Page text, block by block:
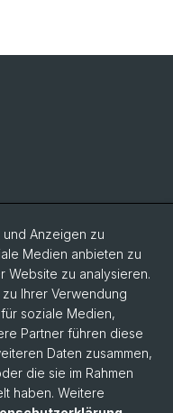
Anzeigen zu
Medien anbieten zu
Website zu analysieren.
Ihrer Verwendung
soziale Medien,
Partner führen diese
Daten zusammen,
die sie im Rahmen
haben. Weitere